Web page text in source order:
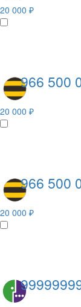
20 000 ₽
966 500
20 000 ₽
966 500
20 000 ₽